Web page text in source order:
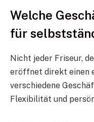
Welche
für
Nicht jeder Friseur,
eröffnet direkt einen
verschiedene
Flexibilität und